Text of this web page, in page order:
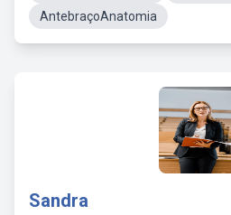
AntebraçoAnatomia
Sandra